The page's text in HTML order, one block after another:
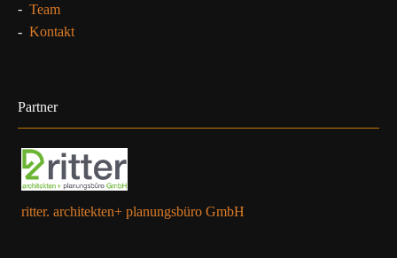
- Team
- Kontakt
Partner
ritter. architekten+ planungsbüro GmbH